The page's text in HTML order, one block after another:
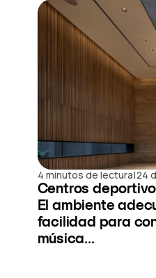
4 minutos de lectura|24
Centros
El ambiente
facilidad para
música...